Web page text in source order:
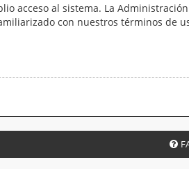
acceso al sistema. La
con nuestros términos de